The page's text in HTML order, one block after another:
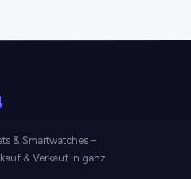
& Smartwatches –
& Verkauf in ganz